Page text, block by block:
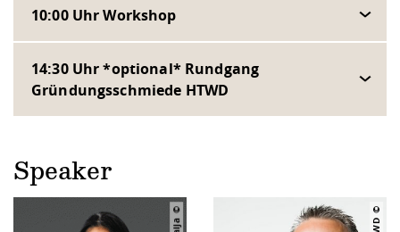
10:00 Uhr Workshop
14:30 Uhr *optional* Rundgang
Gründungsschmiede HTWD
Speaker